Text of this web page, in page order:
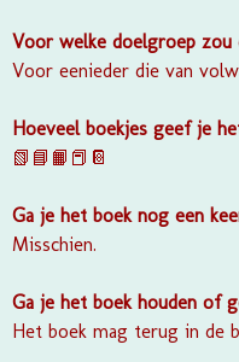
Voor welke doelgroep zou
Voor eenieder die van
Hoeveel boekjes geef je
📗📘📙📕📔
Ga je het boek nog een
Misschien.
Ga je het boek houden of
Het boek mag terug in de